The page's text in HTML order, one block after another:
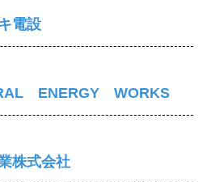
電設
ENERGY WORKS
株式会社